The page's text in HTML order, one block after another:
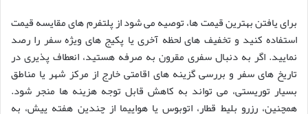
برای یافتن بهترین قیمت ها، توصیه می شود از پلتفرم های مقایسه قیمت
استفاده کنید و تخفیف های لحظه آخری یا پکیج های ویژه سفر را رصد
نمایید. اگر به دنبال سفری مقرون به صرفه هستید، انعطاف پذیری در
تاریخ های سفر و بررسی گزینه های اقامتی خارج از مرکز شهر یا مناطق
بسیار توریستی، می تواند به کاهش قابل توجه هزینه ها منجر شود.
همچنین، رزرو بلیط قطار، اتوبوس یا هواپیما از چندین هفته پیش، به